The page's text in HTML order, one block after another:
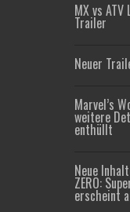
MX vs
Trailer
Neuer
Marvel’s
weitere
enthüllt
Neue
ZERO:
erscheint